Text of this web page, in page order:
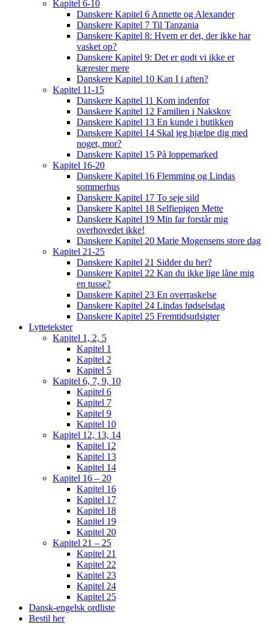
Kapitel 6-10
Danskere Kapitel 6 Annette og Alexander
Danskere Kapitel 7 Til Tanzania
Danskere Kapitel 8: Hvem er det, der ikke har
vasket op?
Danskere Kapitel 9: Det er godt vi ikke er
kærester mere
Danskere Kapitel 10 Kan I i aften?
Kapitel 11-15
Danskere Kapitel 11 Kom indenfor
Danskere Kapitel 12 Familien i Nakskov
Danskere Kapitel 13 En kunde i butikken
Danskere Kapitel 14 Skal jeg hjælpe dig med
noget, mor?
Danskere Kapitel 15 På loppemarked
Kapitel 16-20
Danskere Kapitel 16 Flemming og Lindas
sommerhus
Danskere Kapitel 17 To seje sild
Danskere Kapitel 18 Selfiepigen Mette
Danskere Kapitel 19 Min far forstår mig
overhovedet ikke!
Danskere Kapitel 20 Marie Mogensens store dag
Kapitel 21-25
Danskere Kapitel 21 Sidder du her?
Danskere Kapitel 22 Kan du ikke lige låne mig
en tusse?
Danskere Kapitel 23 En overraskelse
Danskere Kapitel 24 Lindas fødselsdag
Danskere Kapitel 25 Fremtidsudsigter
Lyttetekster
Kapitel 1, 2, 5
Kapitel 1
Kapitel 2
Kapitel 5
Kapitel 6, 7, 9, 10
Kapitel 6
Kapitel 7
Kapitel 9
Kapitel 10
Kapitel 12, 13, 14
Kapitel 12
Kapitel 13
Kapitel 14
Kapitel 16 – 20
Kapitel 16
Kapitel 17
Kapitel 18
Kapitel 19
Kapitel 20
Kapitel 21 – 25
Kapitel 21
Kapitel 22
Kapitel 23
Kapitel 24
Kapitel 25
Dansk-engelsk ordliste
Bestil her